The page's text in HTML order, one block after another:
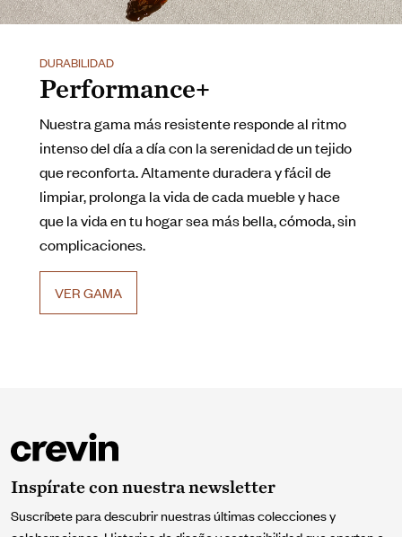
DURABILIDAD
Performance+
Nuestra gama más resistente responde al ritmo
intenso del día a día con la serenidad de un tejido
que reconforta. Altamente duradera y fácil de
limpiar, prolonga la vida de cada mueble y hace
que la vida en tu hogar sea más bella, cómoda, sin
complicaciones.
VER GAMA
Inspírate con nuestra newsletter
Suscríbete para descubrir nuestras últimas colecciones y